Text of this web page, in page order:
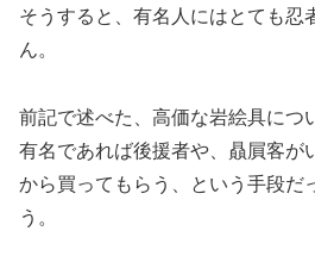
そうすると、有名人にはとても忍
ん。
前記で述べた、高価な岩絵具につ
有名であれば後援者や、贔屓客が
から買ってもらう、という手段だ
う。